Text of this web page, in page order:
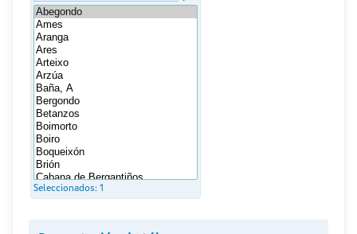
Seleccionados: 1